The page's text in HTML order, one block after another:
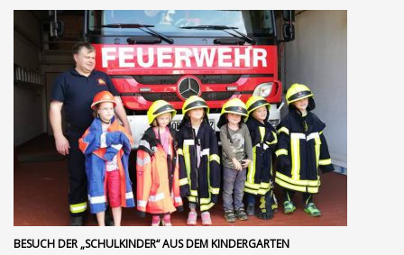
BESUCH DER „SCHULKINDER“ AUS DEM KINDERGARTEN